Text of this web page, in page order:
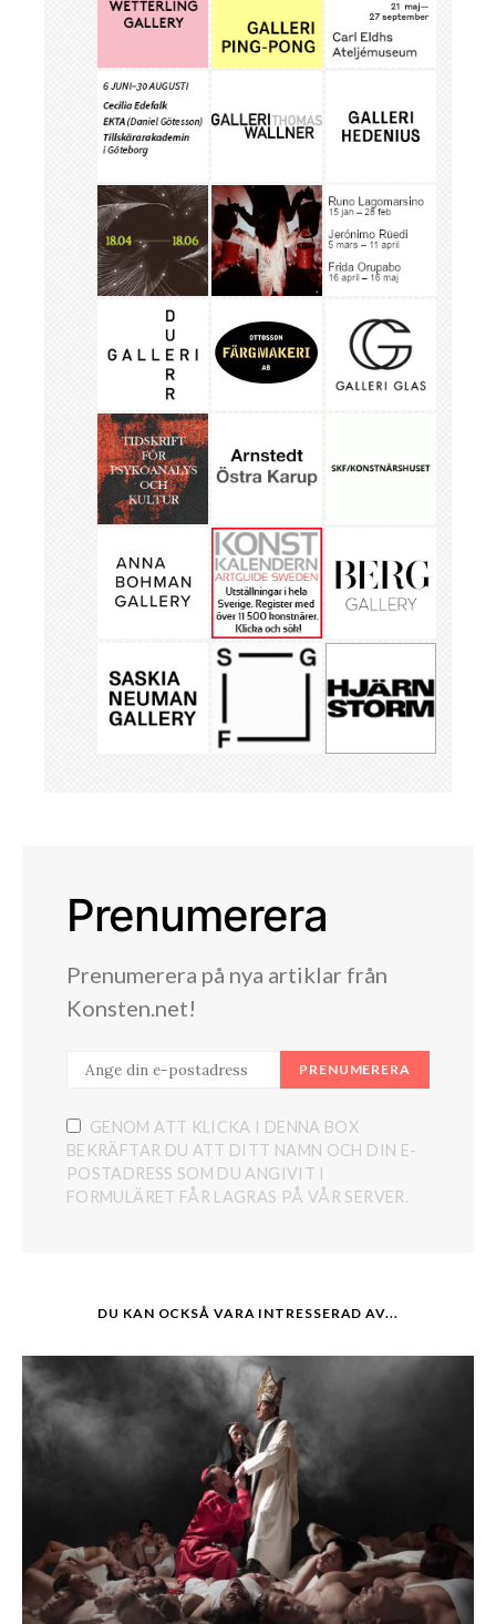
Prenumerera
Prenumerera på nya artiklar från
Konsten.net!
PRENUMERERA
GENOM ATT KLICKA I DENNA BOX
BEKRÄFTAR DU ATT DITT NAMN OCH DIN E-
POSTADRESS SOM DU ANGIVIT I
FORMULÄRET FÅR LAGRAS PÅ VÅR SERVER.
DU KAN OCKSÅ VARA INTRESSERAD AV...